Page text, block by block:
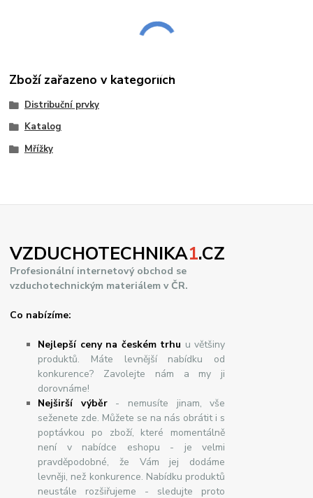
Zboží zařazeno v kategoriích
Distribuční prvky
Katalog
Mřížky
VZDUCHOTECHNIKA1.CZ
Profesionální internetový obchod se
vzduchotechnickým materiálem v ČR.
Co nabízíme:
Nejlepší ceny na českém trhu u většiny
produktů. Máte levnější nabídku od
konkurence? Zavolejte nám a my ji
dorovnáme!
Nejširšívýběr- nemusíte jinam, vše
seženete zde. Můžete se na nás obrátit i s
poptávkou po zboží, které momentálně
není v nabídce eshopu - je velmi
pravděpodobné, že Vám jej dodáme
levněji, než konkurence. Nabídku produktů
neustále rozšiřujeme - sledujte proto